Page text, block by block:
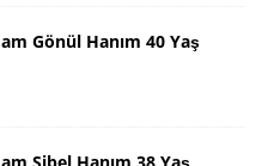
Gönül Hanım 40 Yaş
Sibel Hanım 38 Yaş